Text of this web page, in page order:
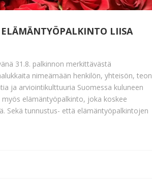
LIISA
31.8. palkinnon merkittävästä
nimeämään henkilön, yhteisön, teon
ja arviointikulttuuria Suomessa kuluneen
elämäntyöpalkinto, joka koskee
Sekä tunnustus- että elämäntyöpalkintojen